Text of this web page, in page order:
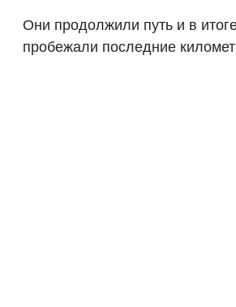
Они продолжили путь и в
пробежали последние